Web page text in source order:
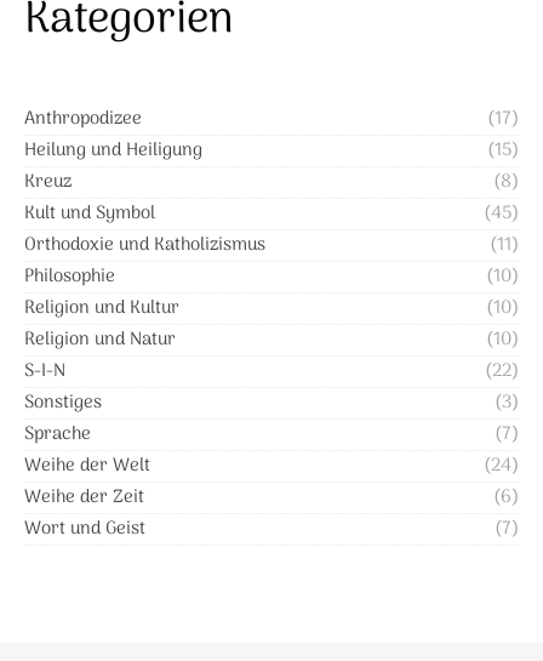
Kategorien
Anthropodizee
(17)
Heilung und Heiligung
(15)
Kreuz
(8)
Kult und Symbol
(45)
Orthodoxie und Katholizismus
(11)
Philosophie
(10)
Religion und Kultur
(10)
Religion und Natur
(10)
S-I-N
(22)
Sonstiges
(3)
Sprache
(7)
Weihe der Welt
(24)
Weihe der Zeit
(6)
Wort und Geist
(7)